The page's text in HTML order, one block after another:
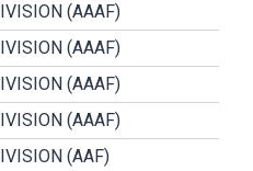
(AAAF)
(AAAF)
(AAAF)
(AAAF)
(AAF)